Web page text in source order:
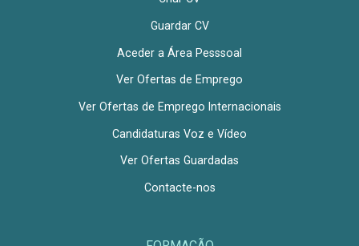
Guardar CV
Aceder a Área Pesssoal
Ver Ofertas de Emprego
Ver Ofertas de Emprego Internacionais
Candidaturas Voz e Vídeo
Ver Ofertas Guardadas
Contacte-nos